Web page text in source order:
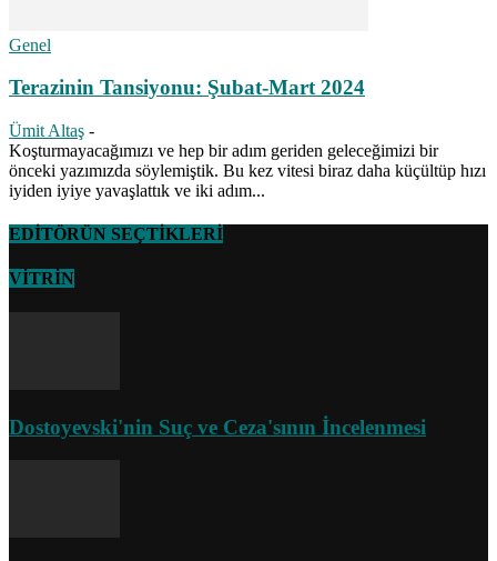
Genel
Terazinin Tansiyonu: Şubat-Mart 2024
Ümit Altaş -
Koşturmayacağımızı ve hep bir adım geriden geleceğimizi bir
önceki yazımızda söylemiştik. Bu kez vitesi biraz daha küçültüp hızı
iyiden iyiye yavaşlattık ve iki adım...
EDİTÖRÜN SEÇTİKLERİ
VİTRİN
Dostoyevski'nin Suç ve Ceza'sının İncelenmesi